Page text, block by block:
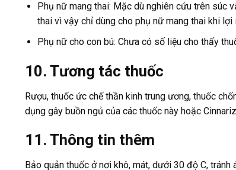
Phụ nữ mang thai: Mặc dù nghiên cứu trên súc
thai vì vậy chỉ dùng cho phụ nữ mang thai khi
Phụ nữ cho con bú: Chưa có số liệu cho thấy
10. Tương tác thuốc
Rượu, thuốc ức chế thần kinh trung ương, thuốc
dụng gây buồn ngủ của các thuốc này hoặc
11. Thông tin thêm
Bảo quản thuốc ở nơi khô, mát, dưới 30 độ C,